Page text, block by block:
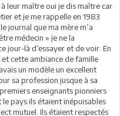
leur maître oui je dis maître car
et je me rappelle en 1983
journal que ma mère m’a
médecin » je ne la
jour-là d’essayer et de voir. En
et cette ambiance de famille
un modèle un excellent
sa profession jusque à sa
enseignants pionniers
pays ils étaient inépuisables
mutuel. Ils étaient respectés